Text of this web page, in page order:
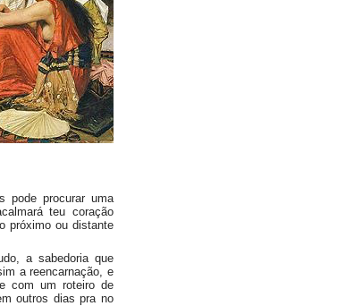
pode procurar uma
teu coração
próximo ou distante
a sabedoria que
a reencarnação, e
com um roteiro de
outros dias pra no